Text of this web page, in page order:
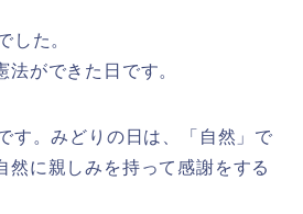
した。
法ができた日です。
す。みどりの日は、「自然」で
然に親しみを持って感謝をする